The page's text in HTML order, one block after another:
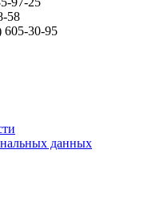
58
30-95
данных